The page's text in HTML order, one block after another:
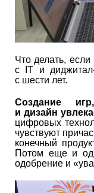
Что делать,
с IT и
с шести лет.
Создание
и дизайн
цифровых
чувствуют
конечный
Потом еще и
одобрение и